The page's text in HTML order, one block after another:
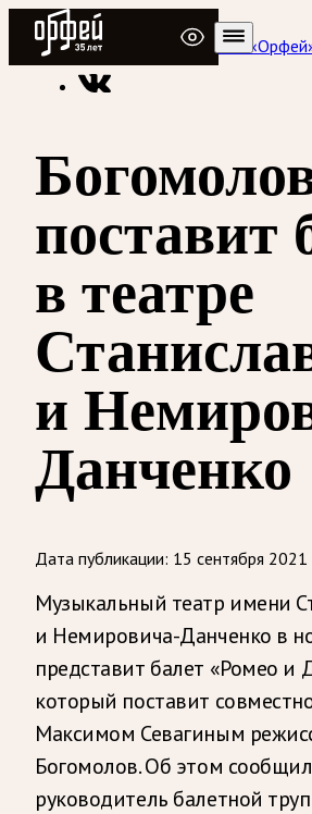
Радио Орфей
Радио классической музыки
поставит
в театре
и
Данченко
Дата публикации: 15 сентября 2021
Музыкальный театр имени
и Немировича-Данченко в
представит балет «Ромео и
который поставит
Максимом Севагиным
Богомолов. Об этом
руководитель балетной